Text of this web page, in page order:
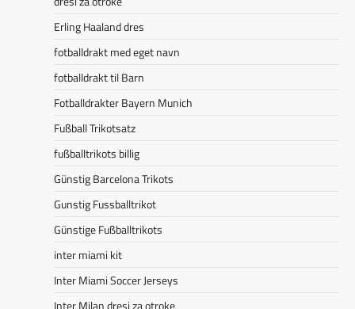
Erling Haaland dres
fotballdrakt med eget navn
fotballdrakt til Barn
Fotballdrakter Bayern Munich
Fußball Trikotsatz
fußballtrikots billig
Günstig Barcelona Trikots
Gunstig Fussballtrikot
Günstige Fußballtrikots
inter miami kit
Inter Miami Soccer Jerseys
Inter Milan dresi za otroke